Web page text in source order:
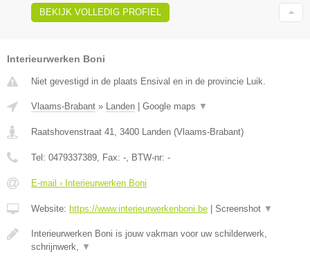
BEKIJK VOLLEDIG PROFIEL
Interieurwerken Boni
Niet gevestigd in de plaats Ensival en in de provincie Luik.
Vlaams-Brabant » Landen Google maps ▼
Raatshovenstraat 41, 3400 Landen (Vlaams-Brabant)
Tel: 0479337389, Fax: -, BTW-nr: -
E-mail › Interieurwerken Boni
Website: https://www.interieurwerkenboni.be Screenshot ▼
Interieurwerken Boni is jouw vakman voor uw schilderwerk,
schrijnwerk, ▼